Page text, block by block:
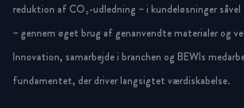
reduktion af CO₂-udledning – i kundeløsninger
– gennem øget brug af genanvendte materialer og
Innovation, samarbejde i branchen og BEWIs
fundamentet, der driver langsigtet værdiskabelse.